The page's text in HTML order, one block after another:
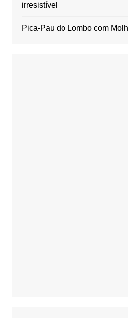
irresistível
Pica-Pau do Lombo com